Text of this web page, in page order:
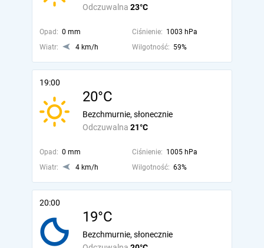
Odczuwalna 23°C
Opad: 0 mm Ciśnienie: 1003 hPa
Wiatr:
4 km/h Wilgotność: 59%
19:00
20°C
Odczuwalna 21°C
Bezchmurnie, słonecznie
Opad: 0 mm Ciśnienie: 1005 hPa
Wiatr:
4 km/h Wilgotność: 63%
20:00
19°C
Bezchmurnie, słonecznie